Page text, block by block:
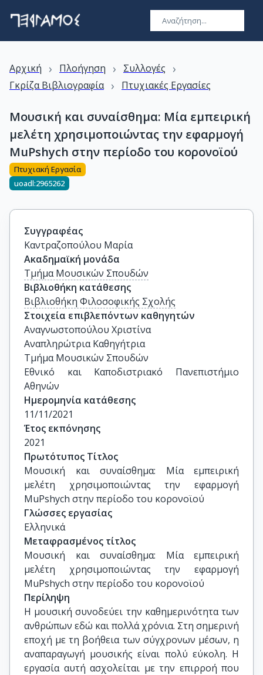
Αρχική › Πλοήγηση › Συλλογές ›
Γκρίζα Βιβλιογραφία › Πτυχιακές Εργασίες
Μουσική και συναίσθημα: Μία εμπειρική
μελέτη χρησιμοποιώντας την εφαρμογή
MuPshych στην περίοδο του κορονοϊού
Πτυχιακή Εργασία
uoadl:2965262
Συγγραφέας
Καντραζοπούλου Μαρία
Ακαδημαϊκή μονάδα
Τμήμα Μουσικών Σπουδών
Βιβλιοθήκη κατάθεσης
Βιβλιοθήκη Φιλοσοφικής Σχολής
Στοιχεία επιβλεπόντων καθηγητών
Αναγνωστοπούλου Χριστίνα
Αναπληρώτρια Καθηγήτρια
Τμήμα Μουσικών Σπουδών
Εθνικό και Καποδιστριακό Πανεπιστήμιο
Αθηνών
Ημερομηνία κατάθεσης
11/11/2021
Έτος εκπόνησης
2021
Πρωτότυπος Τίτλος
Μουσική και συναίσθημα: Μία εμπειρική
μελέτη χρησιμοποιώντας την εφαρμογή
MuPshych στην περίοδο του κορονοϊού
Γλώσσες εργασίας
Ελληνικά
Μεταφρασμένος τίτλος
Μουσική και συναίσθημα: Μία εμπειρική
μελέτη χρησιμοποιώντας την εφαρμογή
MuPshych στην περίοδο του κορονοϊού
Περίληψη
Η μουσική συνοδεύει την καθημερινότητα των
ανθρώπων εδώ και πολλά χρόνια. Στη σημερινή
εποχή με τη βοήθεια των σύγχρονων μέσων, η
αναπαραγωγή μουσικής είναι πολύ εύκολη. Η
εργασία αυτή ασχολείται με την επιρροή που